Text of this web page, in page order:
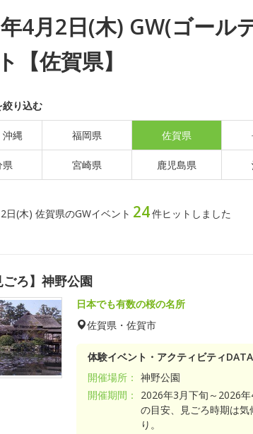
4月2日(木) GW(ゴール
【佐賀県】
絞り込む
沖縄 福岡県 佐賀県
県 宮崎県 鹿児島県
日(木) 佐賀県のGWイベント 24件ヒットしました
ごろ】神野公園
日本でも有数の桜の名所
佐賀県・佐賀市
体験イベント・アクティビティDATA
開催場所： 神野公園
開催期間：
2026年3月下旬～2026
の目安、見ごろ時期は
り。